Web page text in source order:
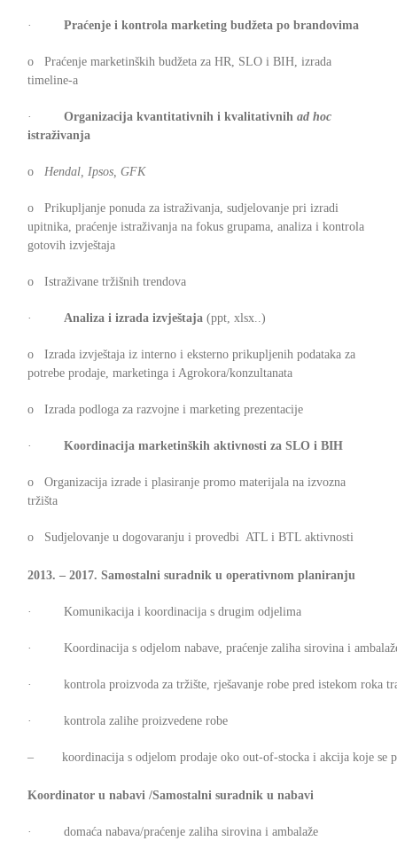
· Praćenje i kontrola marketing budžeta po brandovima
o Praćenje marketinških budžeta za HR, SLO i BIH, izrada
timeline-a
· Organizacija kvantitativnih i kvalitativnih ad hoc
istraživanja
o Hendal, Ipsos, GFK
o Prikupljanje ponuda za istraživanja, sudjelovanje pri izradi
upitnika, praćenje istraživanja na fokus grupama, analiza i kontrola
gotovih izvještaja
o Istraživane tržišnih trendova
· Analiza i izrada izvještaja (ppt, xlsx..)
o Izrada izvještaja iz interno i eksterno prikupljenih podataka za
potrebe prodaje, marketinga i Agrokora/konzultanata
o Izrada podloga za razvojne i marketing prezentacije
· Koordinacija marketinških aktivnosti za SLO i BIH
o Organizacija izrade i plasiranje promo materijala na izvozna
tržišta
o Sudjelovanje u dogovaranju i provedbi ATL i BTL aktivnosti
2013. – 2017. Samostalni suradnik u operativnom planiranju
· Komunikacija i koordinacija s drugim odjelima
· Koordinacija s odjelom nabave, praćenje zaliha sirovina i
· kontrola proizvoda za tržište, rješavanje robe pred istekom roka
· kontrola zalihe proizvedene robe
– koordinacija s odjelom prodaje oko out-of-stocka i akcija koje se
Koordinator u nabavi /Samostalni suradnik u nabavi
· domaća nabava/praćenje zaliha sirovina i ambalaže